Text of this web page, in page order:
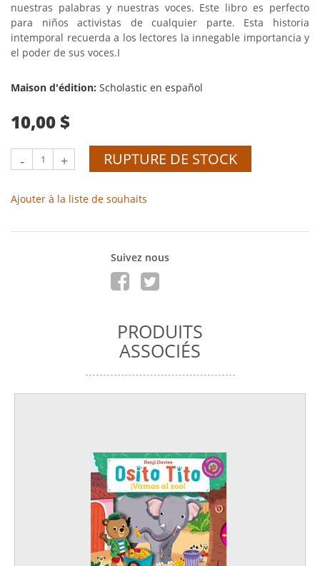
nuestras palabras y nuestras voces. Este libro es perfecto
para niños activistas de cualquier parte. Esta historia
intemporal recuerda a los lectores la innegable importancia y
el poder de sus voces.I
Maison d'édition: Scholastic en español
10,00 $
- + RUPTURE DE STOCK
Ajouter à la liste de souhaits
Suivez nous
PRODUITS
ASSOCIÉS